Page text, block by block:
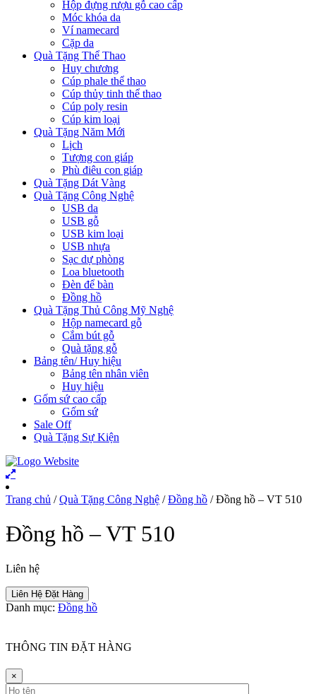
Hộp đựng rượu gỗ cao cấp
Móc khóa da
Ví namecard
Cặp da
Quà Tặng Thể Thao
Huy chương
Cúp phale thể thao
Cúp thủy tinh thể thao
Cúp poly resin
Cúp kim loại
Quà Tặng Năm Mới
Lịch
Tượng con giáp
Phù điêu con giáp
Quà Tặng Dát Vàng
Quà Tặng Công Nghệ
USB da
USB gỗ
USB kim loại
USB nhựa
Sạc dự phòng
Loa bluetooth
Đèn để bàn
Đồng hồ
Quà Tặng Thủ Công Mỹ Nghệ
Hộp namecard gỗ
Cắm bút gỗ
Quà tặng gỗ
Bảng tên/ Huy hiệu
Bảng tên nhân viên
Huy hiệu
Gốm sứ cao cấp
Gốm sứ
Sale Off
Quà Tặng Sự Kiện
Trang chủ /Quà Tặng Công Nghệ /Đồng hồ / Đồng hồ – VT 510
Đồng hồ – VT 510
Liên hệ
Liên Hệ Đặt Hàng
Danh mục: Đồng hồ
THÔNG TIN ĐẶT HÀNG
×